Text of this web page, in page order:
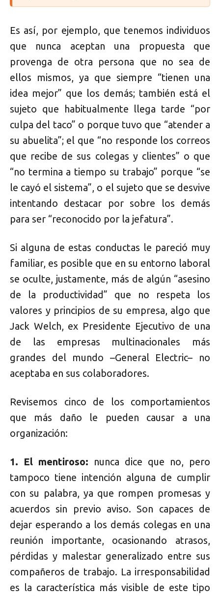
Es así, por ejemplo, que tenemos individuos
que nunca aceptan una propuesta que
provenga de otra persona que no sea de
ellos mismos, ya que siempre “tienen una
idea mejor” que los demás; también está el
sujeto que habitualmente llega tarde “por
culpa del taco” o porque tuvo que “atender a
su abuelita”; el que “no responde los correos
que recibe de sus colegas y clientes” o que
“no termina a tiempo su trabajo” porque “se
le cayó el sistema”, o el sujeto que se desvive
intentando destacar por sobre los demás
para ser “reconocido por la jefatura”.
Si alguna de estas conductas le pareció muy
familiar, es posible que en su entorno laboral
se oculte, justamente, más de algún “asesino
de la productividad” que no respeta los
valores y principios de su empresa, algo que
Jack Welch, ex Presidente Ejecutivo de una
de las empresas multinacionales más
grandes del mundo –General Electric– no
aceptaba en sus colaboradores.
Revisemos cinco de los comportamientos
que más daño le pueden causar a una
organización:
1. El mentiroso: nunca dice que no, pero
tampoco tiene intención alguna de cumplir
con su palabra, ya que rompen promesas y
acuerdos sin previo aviso. Son capaces de
dejar esperando a los demás colegas en una
reunión importante, ocasionando atrasos,
pérdidas y malestar generalizado entre sus
compañeros de trabajo. La irresponsabilidad
es la característica más visible de este tipo